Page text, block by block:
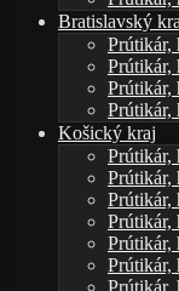
Bratislavský
Prútikár,
Prútikár,
Prútikár,
Prútikár,
Košický kraj
Prútikár,
Prútikár,
Prútikár,
Prútikár,
Prútikár,
Prútikár,
Prútikár,